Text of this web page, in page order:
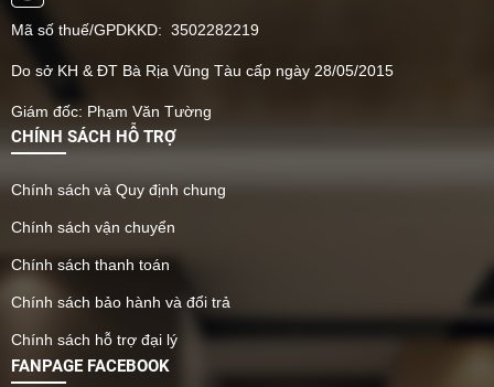
Mã số thuế/GPDKKD: 3502282219
Do sở KH & ĐT Bà Rịa Vũng Tàu cấp ngày 28/05/2015
Giám đốc: Phạm Văn Tường
CHÍNH SÁCH HỖ TRỢ
Chính sách và Quy định chung
Chính sách vận chuyển
Chính sách thanh toán
Chính sách bảo hành và đổi trả
Chính sách hỗ trợ đại lý
FANPAGE FACEBOOK